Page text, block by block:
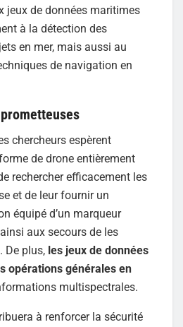
jeux de données maritimes
à la détection des
en mer, mais aussi au
de navigation en
chercheurs espèrent
de drone entièrement
rechercher efficacement les
et de leur fournir un
équipé d’un marqueur
aux secours de les
De plus, les jeux de données
opérations générales en
multispectrales.
à renforcer la sécurité